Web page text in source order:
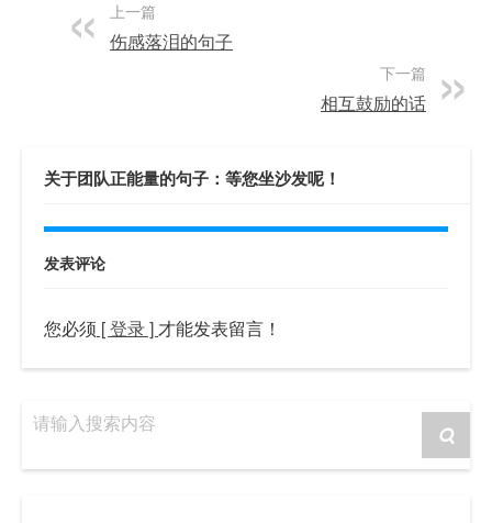
上一篇
伤感落泪的句子
下一篇
相互鼓励的话
关于团队正能量的句子：等您坐沙发呢！
发表评论
您必须 [ 登录 ]才能发表留言！
请输入搜索内容